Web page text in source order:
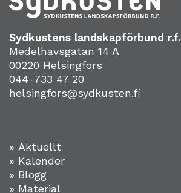
Sydkustens landskapförbund r.f.
Medelhavsgatan 14 A
00220 Helsingfors
044-733 47 20
helsingfors@sydkusten.fi
» Aktuellt
» Kalender
» Blogg
» Material